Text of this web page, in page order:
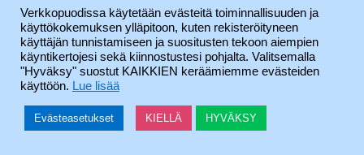
Verkkopuodissa käytetään evästeitä toiminnallisuuden ja
käyttökokemuksen ylläpitoon, kuten rekisteröityneen
käyttäjän tunnistamiseen ja suositusten tekoon aiempien
käyntikertojesi sekä kiinnostustesi pohjalta. Valitsemalla
"Hyväksy" suostut KAIKKIEN keräämiemme evästeiden
käyttöön. Lue lisää
Evästeasetukset KIELLÄ HYVÄKSY